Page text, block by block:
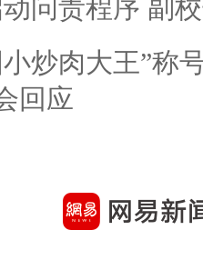
问责程序 副
炒肉大王”称
回应